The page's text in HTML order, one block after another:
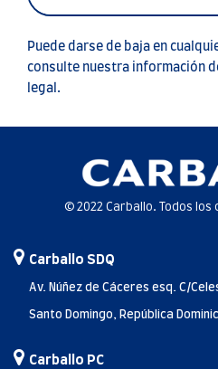
Puede darse de baja en
consulte nuestra información
legal.
© 2022 Carballo. Todos
Carballo SDQ
Av. Núñez de Cáceres esq. C/
Santo Domingo, República
Carballo PC